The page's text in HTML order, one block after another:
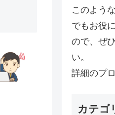
このよう
でもお役
ので、ぜ
い。
詳細のプ
カテゴ